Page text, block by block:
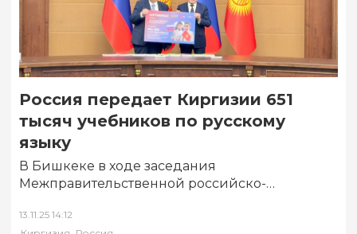
Россия передает Киргизии 651
тысяч учебников по русскому
языку
В Бишкеке в ходе заседания
Межправительственной российско-
экономическому, научно-техническому и
13.11.25 14:12